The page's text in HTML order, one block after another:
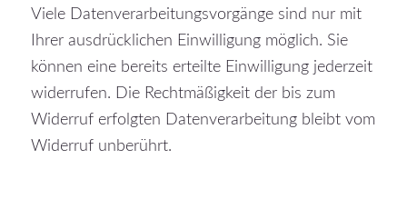
Viele Datenverarbeitungsvorgänge sind nur mit
Ihrer ausdrücklichen Einwilligung möglich. Sie
können eine bereits erteilte Einwilligung jederzeit
widerrufen. Die Rechtmäßigkeit der bis zum
Widerruf erfolgten Datenverarbeitung bleibt vom
Widerruf unberührt.